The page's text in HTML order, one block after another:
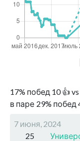
17% побед 10👍 vs
в паре 29% побед
7 июня, 2024
25